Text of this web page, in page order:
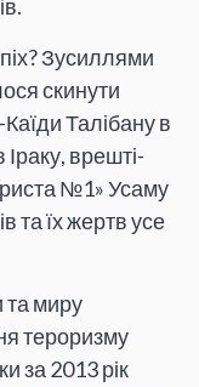
Зусиллями
скинути
Талібану в
врешті-
№1» Усаму
та їх жертв усе
та миру
тероризму
за 2013 рік